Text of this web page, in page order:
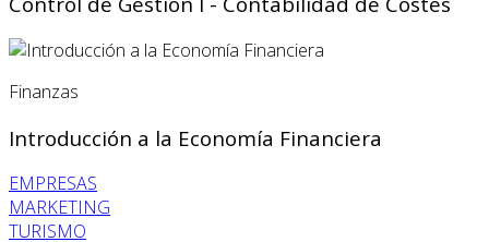
Finanzas
Introducción a la Economía Financiera
EMPRESAS
MARKETING
TURISMO